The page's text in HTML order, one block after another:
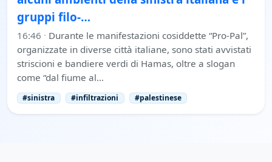
gruppi filo-…
16:46 · Durante le manifestazioni cosiddette “Pro-Pal”,
organizzate in diverse città italiane, sono stati avvistati
striscioni e bandiere verdi di Hamas, oltre a slogan
come “dal fiume al…
#sinistra #infiltrazioni #palestinese